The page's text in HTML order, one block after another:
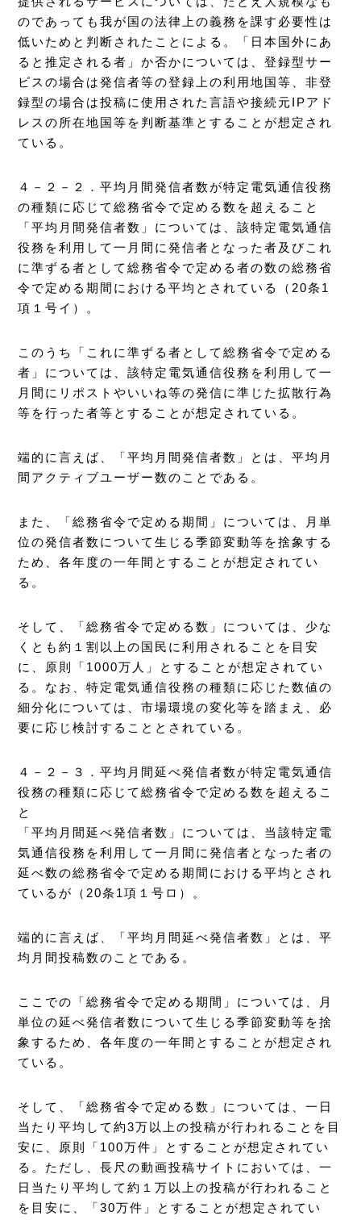
のであっても我が国の法律上の義務を課す必要性は
低いためと判断されたことによる。「日本国外にあ
ると推定される者」か否かについては、登録型サー
ビスの場合は発信者等の登録上の利用地国等、非登
録型の場合は投稿に使用された言語や接続元IPアド
レスの所在地国等を判断基準とすることが想定され
ている。
４－２－２．平均月間発信者数が特定電気通信役務
の種類に応じて総務省令で定める数を超えること
「平均月間発信者数」については、該特定電気通信
役務を利用して一月間に発信者となった者及びこれ
に準ずる者として総務省令で定める者の数の総務省
令で定める期間における平均とされている（20条1
項１号イ）。
このうち「これに準ずる者として総務省令で定める
者」については、該特定電気通信役務を利用して一
月間にリポストやいいね等の発信に準じた拡散行為
等を行った者等とすることが想定されている。
端的に言えば、「平均月間発信者数」とは、平均月
間アクティブユーザー数のことである。
また、「総務省令で定める期間」については、月単
位の発信者数について生じる季節変動等を捨象する
ため、各年度の一年間とすることが想定されてい
る。
そして、「総務省令で定める数」については、少な
くとも約１割以上の国民に利用されることを目安
に、原則「1000万人」とすることが想定されてい
る。なお、特定電気通信役務の種類に応じた数値の
細分化については、市場環境の変化等を踏まえ、必
要に応じ検討することとされている。
４－２－３．平均月間延べ発信者数が特定電気通信
役務の種類に応じて総務省令で定める数を超えるこ
と
「平均月間延べ発信者数」については、当該特定電
気通信役務を利用して一月間に発信者となった者の
延べ数の総務省令で定める期間における平均とされ
ているが（20条1項１号ロ）。
端的に言えば、「平均月間延べ発信者数」とは、平
均月間投稿数のことである。
ここでの「総務省令で定める期間」については、月
単位の延べ発信者数について生じる季節変動等を捨
象するため、各年度の一年間とすることが想定され
ている。
そして、「総務省令で定める数」については、一日
当たり平均して約3万以上の投稿が行われることを目
安に、原則「100万件」とすることが想定されてい
る。ただし、長尺の動画投稿サイトにおいては、一
日当たり平均して約１万以上の投稿が行われること
を目安に、「30万件」とすることが想定されてい